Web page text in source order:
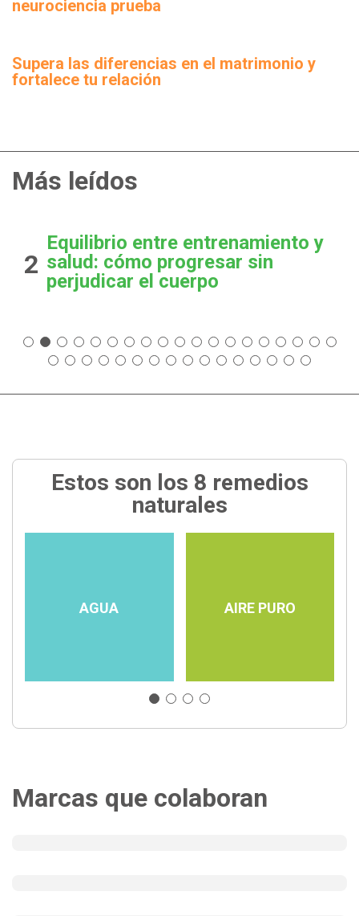
neurociencia prueba
Supera las diferencias en el matrimonio y
fortalece tu relación
Más leídos
2
Equilibrio entre entrenamiento y
salud: cómo progresar sin
perjudicar el cuerpo
Estos son los 8 remedios
naturales
AGUA AIRE PURO
Marcas que colaboran